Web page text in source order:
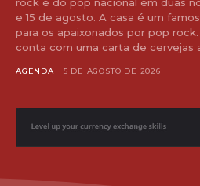
e 15 de agosto. A casa é um famoso ponto de encontro
para os apaixonados por pop
conta com uma carta de cervejas
AGENDA 5 DE AGOSTO DE 2026